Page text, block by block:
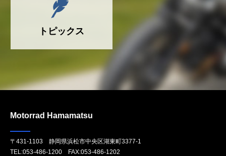
トピックス
Motorrad Hamamatsu
〒431-1103 静岡県浜松市中央区湖東町3377-1
TEL:053-486-1200 FAX:053-486-1202